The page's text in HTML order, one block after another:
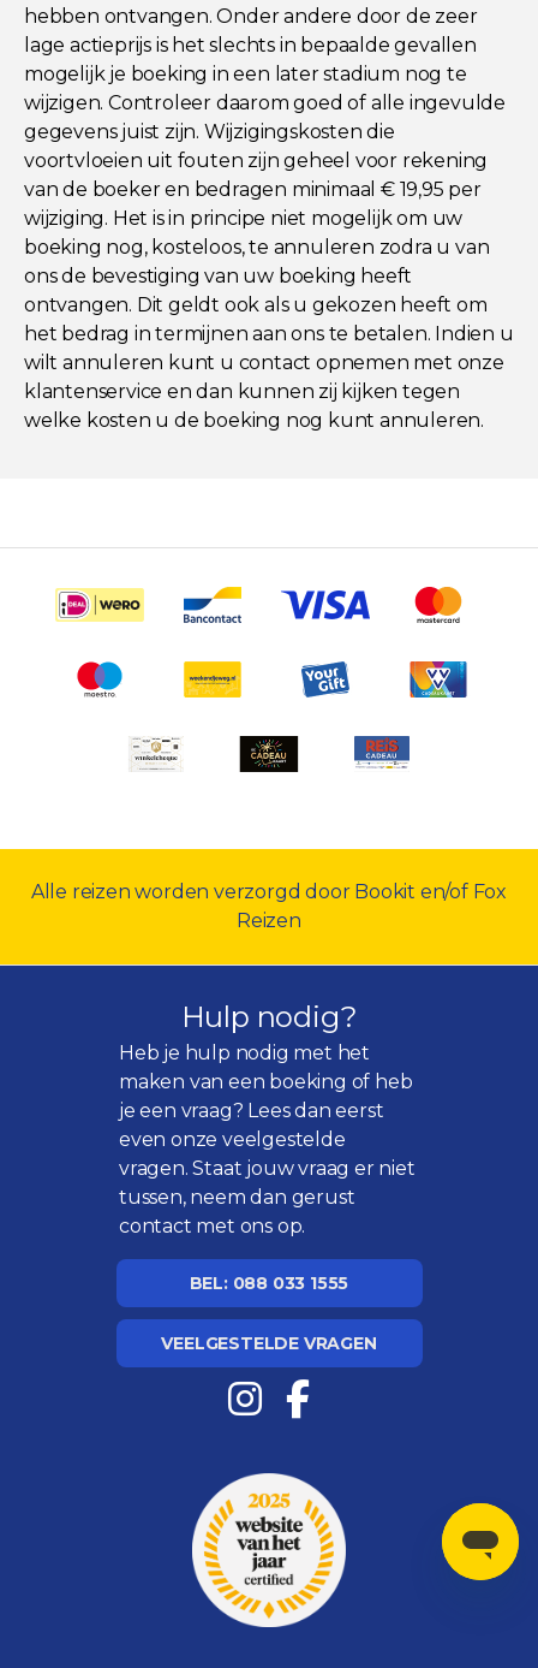
hebben ontvangen. Onder andere door de zeer
lage actieprijs is het slechts in bepaalde gevallen
mogelijk je boeking in een later stadium nog te
wijzigen. Controleer daarom goed of alle ingevulde
gegevens juist zijn. Wijzigingskosten die
voortvloeien uit fouten zijn geheel voor rekening
van de boeker en bedragen minimaal € 19,95 per
wijziging. Het is in principe niet mogelijk om uw
boeking nog, kosteloos, te annuleren zodra u van
ons de bevestiging van uw boeking heeft
ontvangen. Dit geldt ook als u gekozen heeft om
het bedrag in termijnen aan ons te betalen. Indien u
wilt annuleren kunt u contact opnemen met onze
klantenservice en dan kunnen zij kijken tegen
welke kosten u de boeking nog kunt annuleren.
Alle reizen worden verzorgd door Bookit en/of Fox
Reizen
Hulp nodig?
Heb je hulp nodig met het
maken van een boeking of heb
je een vraag? Lees dan eerst
even onzeveelgestelde
vragen. Staat jouw vraag er niet
tussen, neem dan gerust
contact met ons op.
BEL: 088 033 1555
VEELGESTELDE VRAGEN